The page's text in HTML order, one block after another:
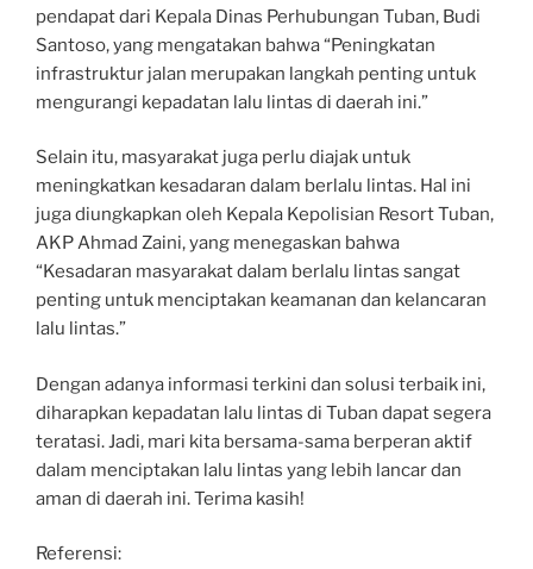
pendapat dari Kepala Dinas Perhubungan Tuban, Budi
Santoso, yang mengatakan bahwa “Peningkatan
infrastruktur jalan merupakan langkah penting untuk
mengurangi kepadatan lalu lintas di daerah ini.”
Selain itu, masyarakat juga perlu diajak untuk
meningkatkan kesadaran dalam berlalu lintas. Hal ini
juga diungkapkan oleh Kepala Kepolisian Resort Tuban,
AKP Ahmad Zaini, yang menegaskan bahwa
“Kesadaran masyarakat dalam berlalu lintas sangat
penting untuk menciptakan keamanan dan kelancaran
lalu lintas.”
Dengan adanya informasi terkini dan solusi terbaik ini,
diharapkan kepadatan lalu lintas di Tuban dapat segera
teratasi. Jadi, mari kita bersama-sama berperan aktif
dalam menciptakan lalu lintas yang lebih lancar dan
aman di daerah ini. Terima kasih!
Referensi: